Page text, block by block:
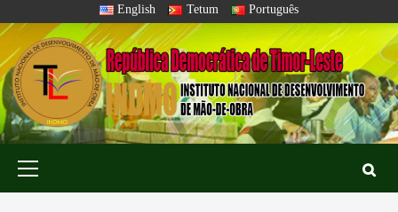
to
content
English Tetum Português